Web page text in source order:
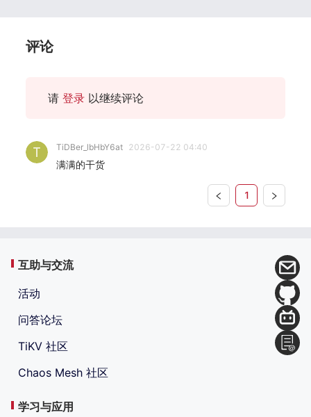
评论
请 登录 以继续评论
TiDBer_lbHbY6at 2026-07-22 04:40
满满的干货
1
互助与交流
活动
问答论坛
TiKV 社区
Chaos Mesh 社区
学习与应用